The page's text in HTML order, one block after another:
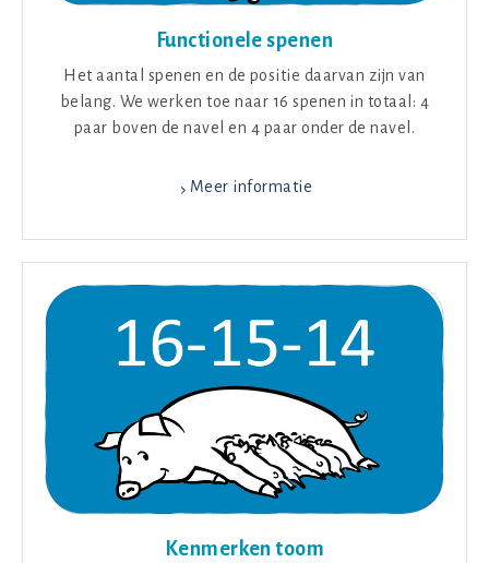
Functionele spenen
Het aantal spenen en de positie daarvan zijn van
belang. We werken toe naar 16 spenen in totaal: 4
paar boven de navel en 4 paar onder de navel.
Meer informatie
Kenmerken toom